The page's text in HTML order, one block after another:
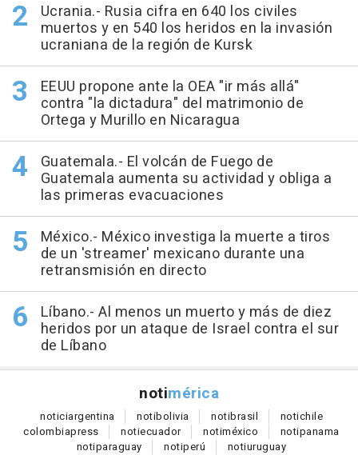
Ucrania.- Rusia cifra en 640 los civiles
muertos y en 540 los heridos en la invasión
ucraniana de la región de Kursk
EEUU propone ante la OEA "ir más allá"
contra "la dictadura" del matrimonio de
Ortega y Murillo en Nicaragua
Guatemala.- El volcán de Fuego de
Guatemala aumenta su actividad y obliga a
las primeras evacuaciones
México.- México investiga la muerte a tiros
de un 'streamer' mexicano durante una
retransmisión en directo
Líbano.- Al menos un muerto y más de diez
heridos por un ataque de Israel contra el sur
de Líbano
notimérica
noticiargentina notibolivia notibrasil notichile
colombiapress notiecuador notiméxico notipanama
notiparaguay notiperú notiuruguay